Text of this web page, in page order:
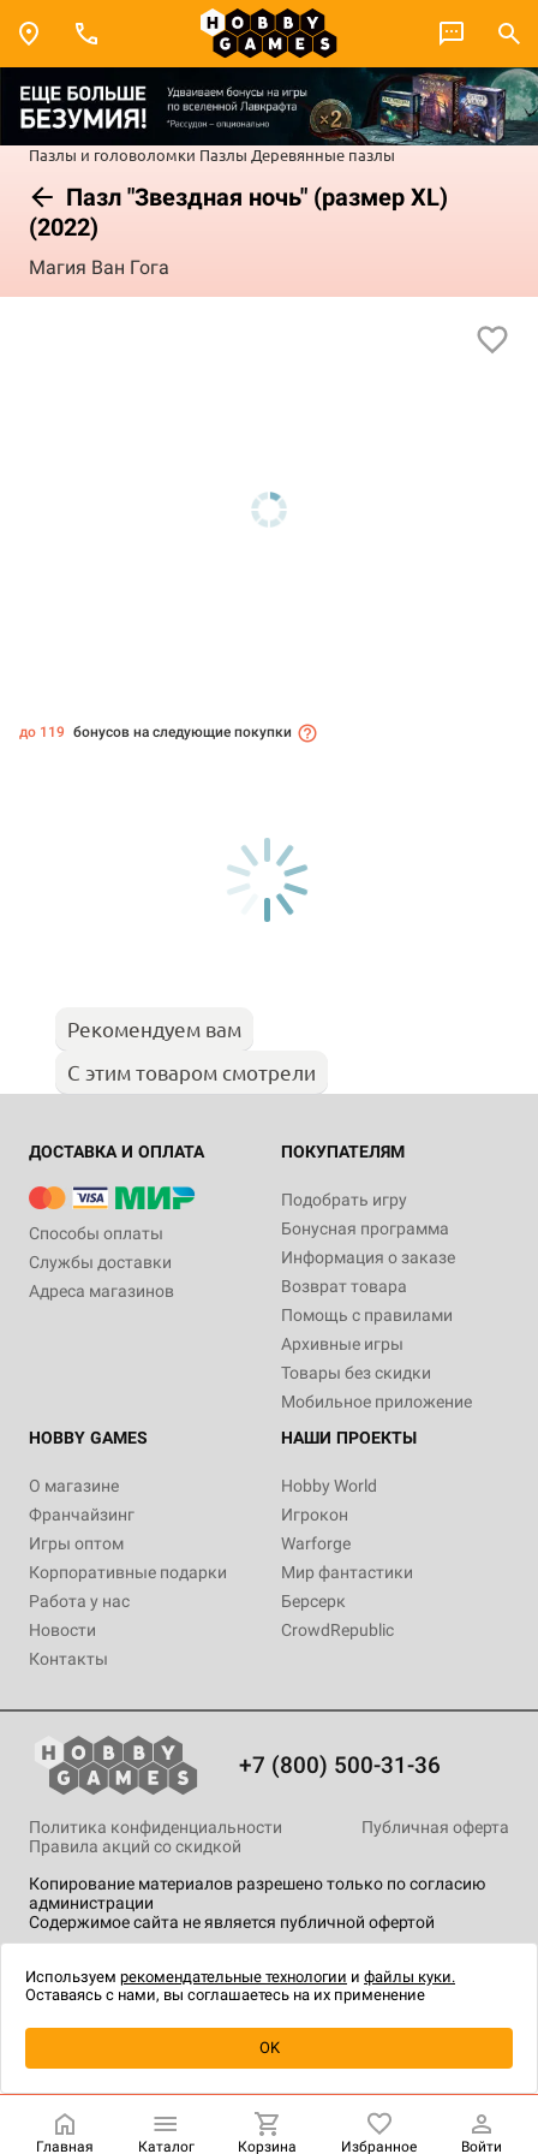
Пазлы и головоломки Пазлы Деревянные пазлы
Пазл "Звездная ночь" (размер XL)
(2022)
Магия Ван Гога
до 119 бонусов на следующие покупки
Рекомендуем вам
С этим товаром смотрели
ДОСТАВКА И ОПЛАТА
Способы оплаты
Службы доставки
Адреса магазинов
ПОКУПАТЕЛЯМ
Подобрать игру
Бонусная программа
Информация о заказе
Возврат товара
Помощь с правилами
Архивные игры
Товары без скидки
Мобильное приложение
HOBBY GAMES
О магазине
Франчайзинг
Игры оптом
Корпоративные подарки
Работа у нас
Новости
Контакты
НАШИ ПРОЕКТЫ
Hobby World
Игрокон
Warforge
Мир фантастики
Берсерк
CrowdRepublic
+7 (800) 500-31-36
Копирование материалов разрешено только по согласию
администрации
Содержимое сайта не является публичной офертой
Политика конфиденциальности
Публичная оферта
Правила акций со скидкой
технологии.
Главная Каталог Корзина Избранное Войти
Используем рекомендательные технологии и файлы куки.
Оставаясь с нами, вы соглашаетесь на их применение
OK